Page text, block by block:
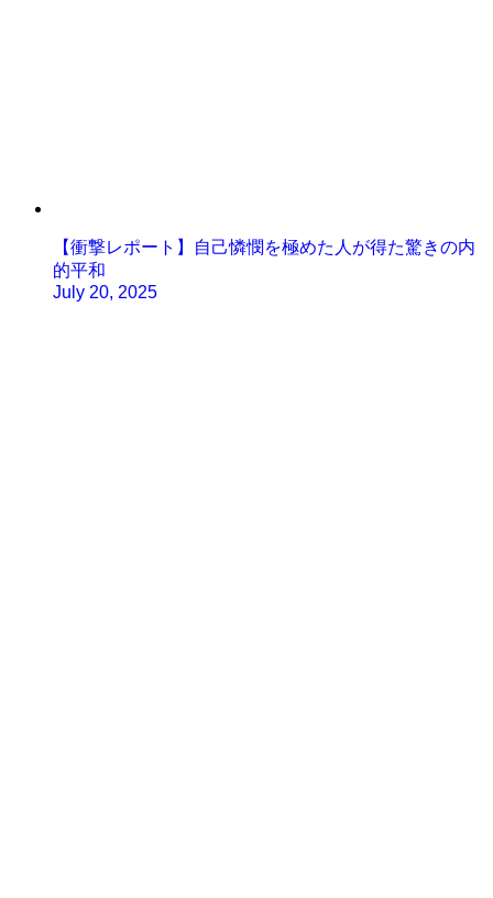
【衝撃レポート】自己憐憫を極めた人が得た驚きの内
的平和
July 20, 2025